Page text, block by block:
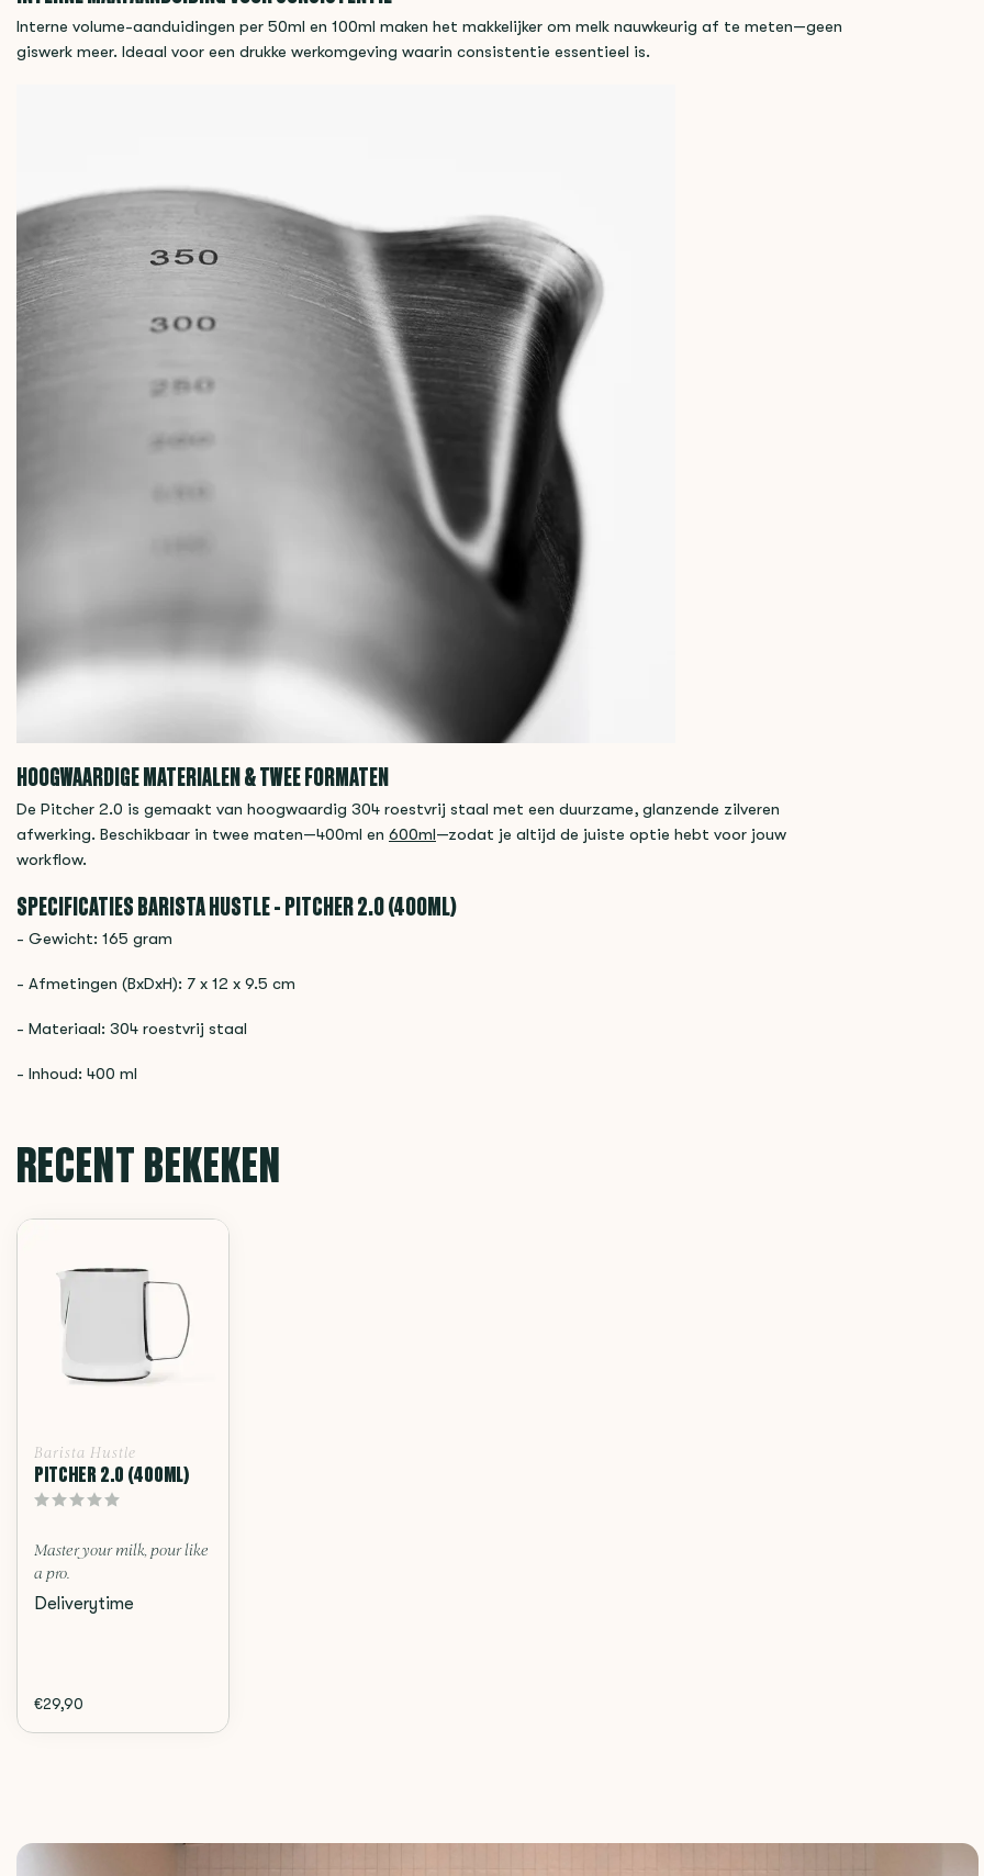
Interne volume-aanduidingen per 50ml en 100ml maken het makkelijker om melk nauwkeurig af te meten—geen
giswerk meer. Ideaal voor een drukke werkomgeving waarin consistentie essentieel is.
HOOGWAARDIGE MATERIALEN & TWEE FORMATEN
De Pitcher 2.0 is gemaakt van hoogwaardig 304 roestvrij staal met een duurzame, glanzende zilveren
afwerking. Beschikbaar in twee maten—400ml en 600ml—zodat je altijd de juiste optie hebt voor jouw
workflow.
SPECIFICATIES BARISTA HUSTLE - PITCHER 2.0 (400ML)
- Gewicht: 165 gram
- Afmetingen (BxDxH): 7 x 12 x 9.5 cm
- Materiaal: 304 roestvrij staal
- Inhoud: 400 ml
RECENT BEKEKEN
Barista Hustle
PITCHER 2.0 (400ML)
Master your milk, pour like
a pro.
Deliverytime
€29,90